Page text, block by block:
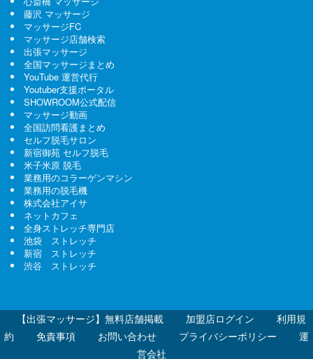
藤沢 マッサージ
マッサージFC
マッサージ店舗検索
出張マッサージ
全国マッサージまとめ
YouTube 運営代行
Youtuber支援ポータル
SHOWROOM公式配信
マッサージ動画
全国訪問看護まとめ
セルフ脱毛サロン
新宿御苑 セルフ脱毛
米子米原 脱毛
業務用のコラーゲンマシン
業務用の脱毛機
株式会社アイサ
ネットカフェ
全身ストレッチ専門店
池袋 ストレッチ
新宿 ストレッチ
渋谷 ストレッチ
【出張マッサージ】無料店舗掲載 加盟店ログイン
利用規
約
免責事項 お問い合わせ プライバシーポリシー
運
営会社